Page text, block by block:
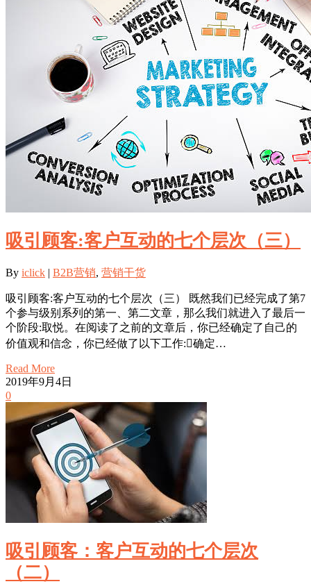
吸引顾客:客户互动的七个层次（三）
By iclick | B2B营销, 营销干货
吸引顾客:客户互动的七个层次（三） 既然我们已经完成了第7
个参与级别系列的第一、第二文章，那么我们就进入了最后一
个阶段:取悦。在阅读了之前的文章后，你已经确定了自己的
价值观和信念，你已经做了以下工作:确定…
Read More
2019年9月4日
0
吸引顾客：客户互动的七个层次
（二）